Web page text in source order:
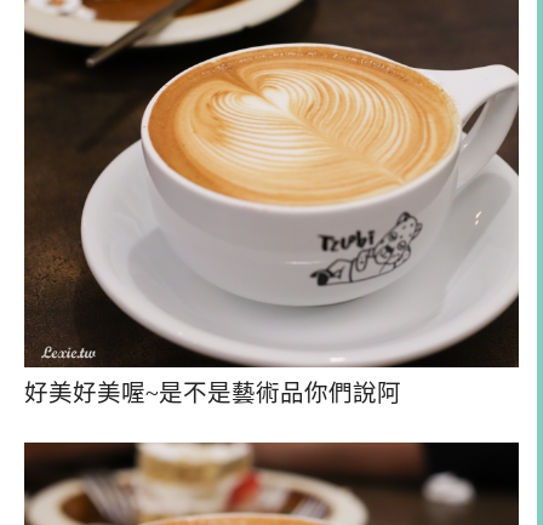
好美好美喔~是不是藝術品你們說阿